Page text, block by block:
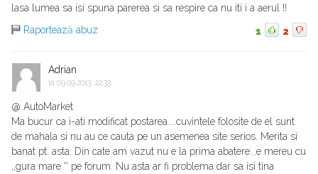
lasa lumea sa isi spuna parerea si sa respire ca nu iti i a aerul !!
Raportează abuz
1 2
Adrian
la 09.09.2013, 22:33
@ AutoMarket
Ma bucur ca i-ati modificat postarea....cuvintele folosite de el sunt
de mahala si nu au ce cauta pe un asemenea site serios. Merita si
banat pt. asta. Din cate am vazut nu e la prima abatere...e mereu cu
,,gura mare '' pe forum. Nu asta ar fi problema dar sa isi tina